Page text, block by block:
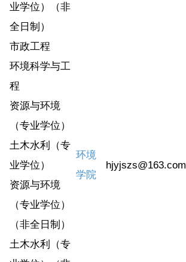
业学位）（非
全日制）
市政工程
环境科学与工
程
资源与环境
（专业学位）
土木水利（专
业学位）
资源与环境
（专业学位）
（非全日制）
土木水利（专
环境
学院
hjyjszs@163.com